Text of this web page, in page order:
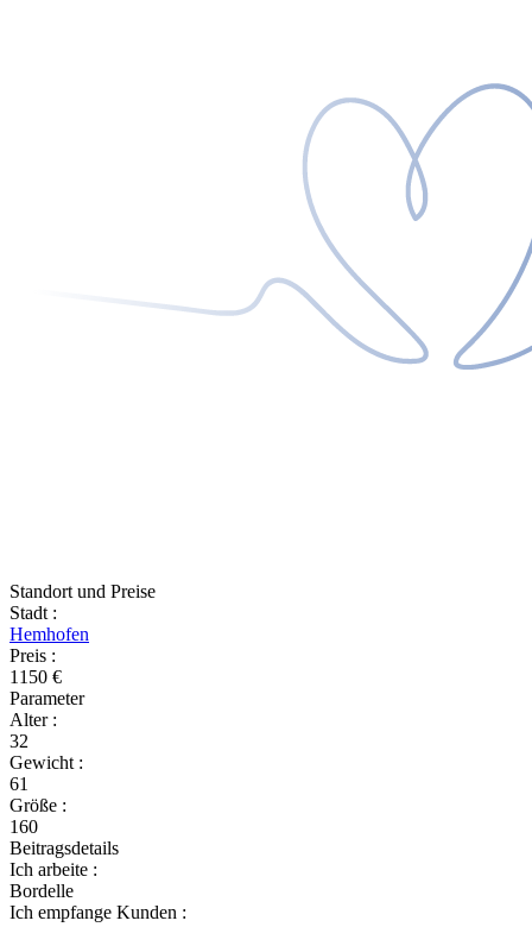
Standort und Preise
Stadt :
Hemhofen
Preis :
1150 €
Parameter
Alter :
32
Gewicht :
61
Größe :
160
Beitragsdetails
Ich arbeite :
Bordelle
Ich empfange Kunden :